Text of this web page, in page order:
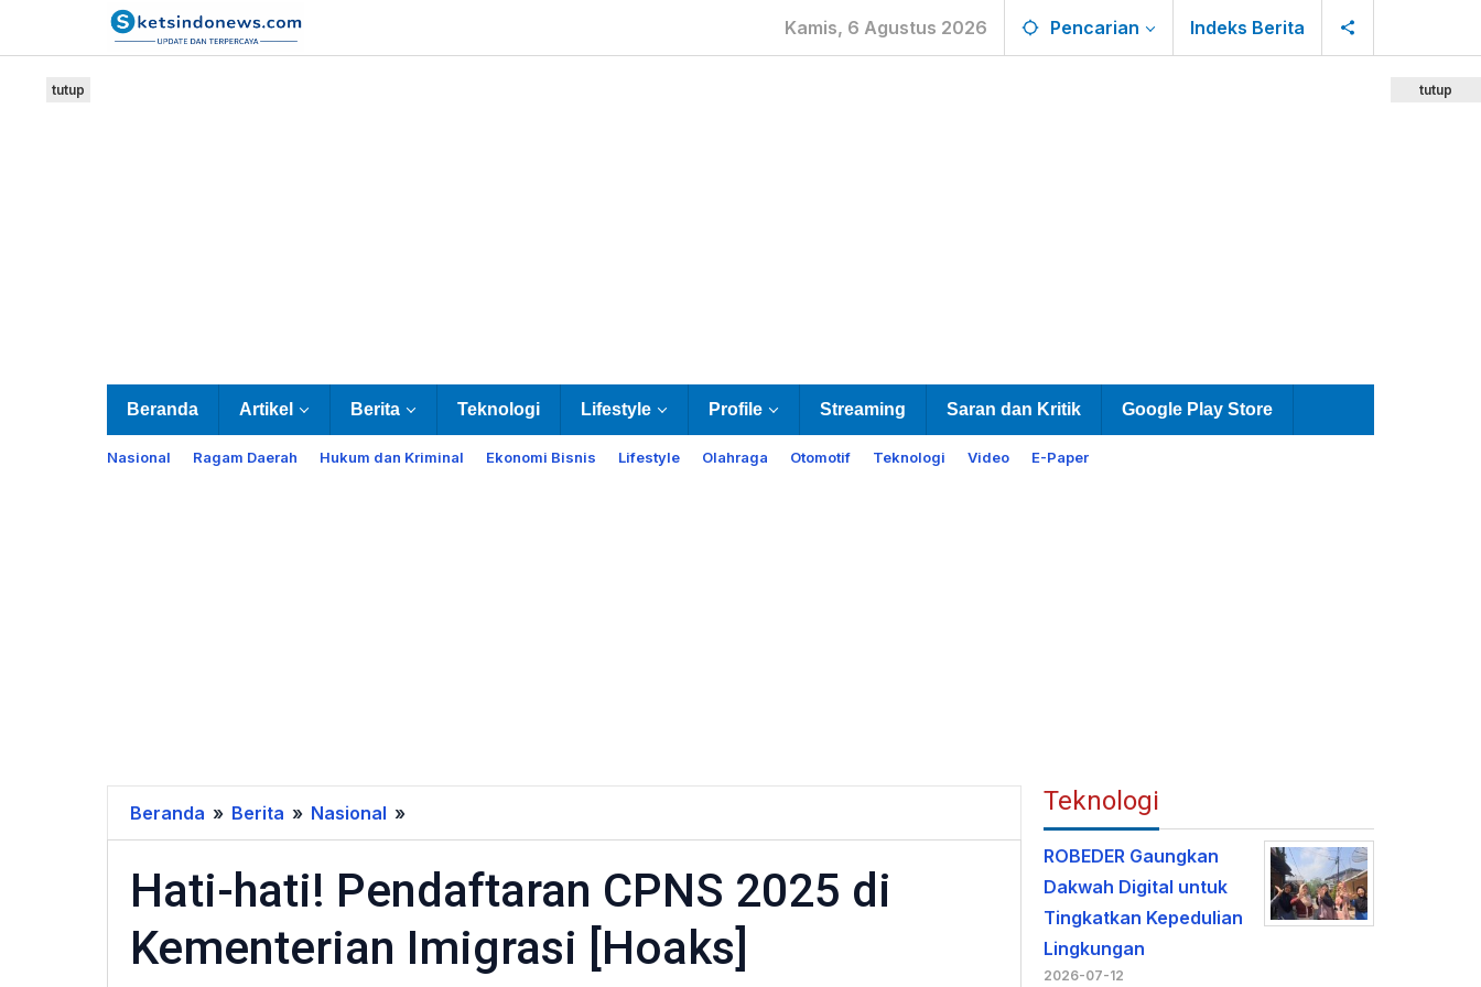
Kamis, 6 Agustus 2026 Pencarian Indeks Berita
Beranda Artikel Berita Teknologi Lifestyle Profile Streaming Saran dan Kritik Google Play Store
Nasional Ragam Daerah Hukum dan Kriminal Ekonomi Bisnis Lifestyle Olahraga Otomotif Teknologi Video E-Paper
tutup tutup
Beranda » Berita » Nasional »
hati!
Pendaftaran
CPNS
2025
di
Hati-hati! Pendaftaran CPNS 2025 di
Kementerian Imigrasi [Hoaks]
Teknologi
ROBEDER Gaungkan
Dakwah Digital untuk
Tingkatkan Kepedulian
Lingkungan
2026-07-12